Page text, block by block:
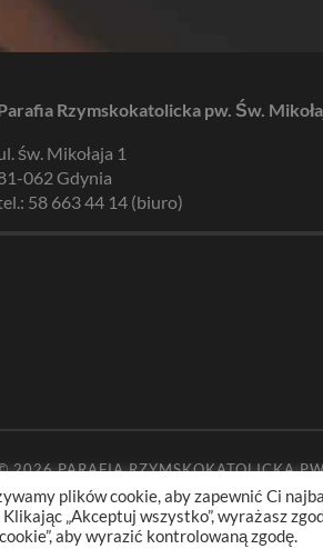
Rzymskokatolicka pw. Św.
św. Mikołaja 1
062 Gdynia
58 663 44 14 (biuro)
2026PARAFIA RZYMSKOKATOLICKA
plików cookie, aby zapewnić Ci
„Akceptuj wszystko”, wyrażasz
aby wyrazić kontrolowaną zgodę.